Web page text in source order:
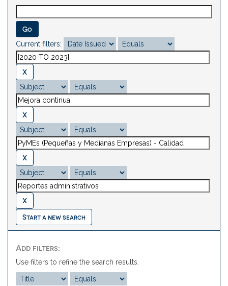
Current filters:
Start a new search
Add filters:
Use filters to refine the search results.